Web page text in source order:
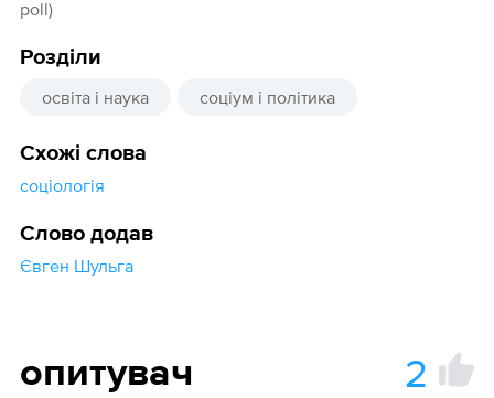
poll)
Розділи
освіта і наука соціум і політика
Схожі слова
соціологія
Слово додав
Євген Шульга
опитувач 2